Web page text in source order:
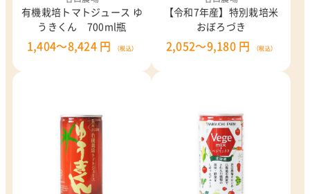
有機栽培トマトジュース ゆ
うきくん 700ml瓶
1,404～8,424 円 （税込）
【令和7年産】特別栽培米
おぼろづき
2,052～9,180 円 （税込）